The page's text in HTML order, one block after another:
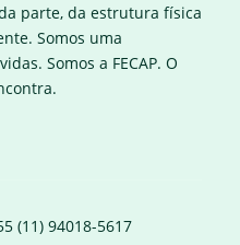
parte, da estrutura física
Somos uma
Somos a FECAP. O
(11) 94018-5617